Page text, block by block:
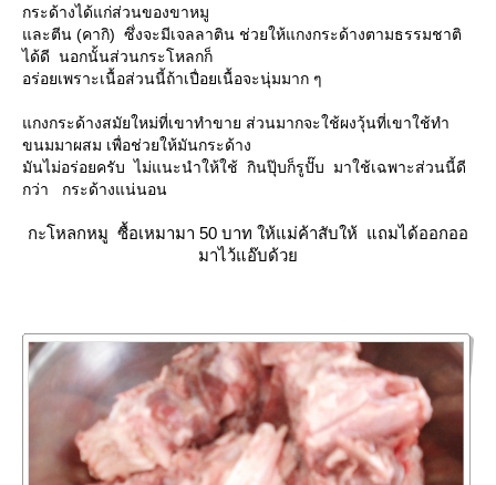
กระด้างได้แก่ส่วนของขาหมู
ละตีน (คากิ) ซึ่งจะมีเจลลาติน ช่วยให้แกงกระด้างตามธรรมชาติ
ได้ดี นอกนั้นส่วนกระโหลกก็
อร่อยเพราะเนื้อส่วนนี้ถ้าเปื่อยเนื้อจะนุ่มมาก ๆ
กงกระด้างสมัยใหม่ที่เขาทำขาย ส่วนมากจะใช้ผงวุ้นที่เขาใช้ทำ
ขนมมาผสม เพื่อช่วยให้มันกระด้าง
มันไม่อร่อยครับ ไม่แนะนำให้ใช้ กินปุ๊บก็รูปั๊บ มาใช้เฉพาะส่วนนี้ดี
กว่า กระด้างแน่นอน
กะโหลกหมู ซื้อเหมามา 50 บาท ให้แม่ค้าสับให้ แถมได้ออกออ
มาไว้แอ๊บด้ว